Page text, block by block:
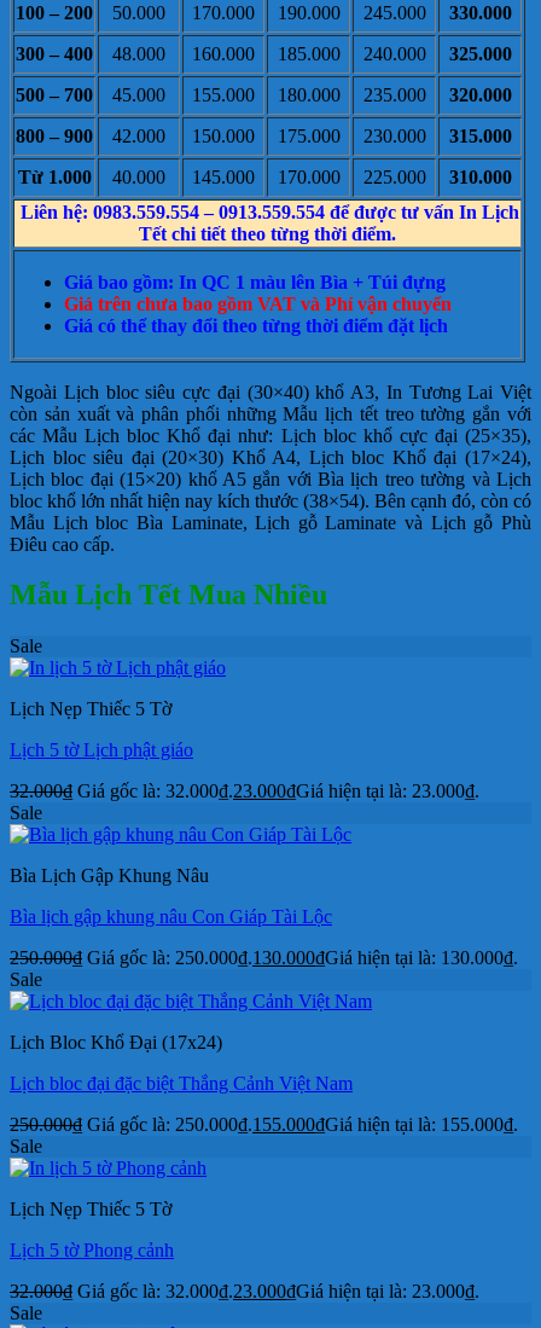
100 – 200
50.000 170.000 190.000 245.000
330.000
300 – 400
48.000 160.000 185.000 240.000
325.000
500 – 700
45.000 155.000 180.000 235.000
320.000
800 – 900
42.000 150.000 175.000 230.000
315.000
Từ 1.000
40.000 145.000 170.000 225.000
310.000
Liên hệ: 0983.559.554 – 0913.559.554 để được tư vấn In Lịch
Tết chi tiết theo từng thời điểm.
Giá bao gồm: In QC 1 màu lên Bìa + Túi đựng
Giá trên chưa bao gồm VAT và Phí vận chuyển
Giá có thể thay đổi theo từng thời điểm đặt lịch
Ngoài Lịch bloc siêu cực đại (30×40) khổ A3, In Tương Lai Việt
còn sản xuất và phân phối những Mẫu lịch tết treo tường gắn với
các Mẫu Lịch bloc Khổ đại như: Lịch bloc khổ cực đại (25×35),
Lịch bloc siêu đại (20×30) Khổ A4, Lịch bloc Khổ đại (17×24),
Lịch bloc đại (15×20) khổ A5 gắn với Bìa lịch treo tường và Lịch
bloc khổ lớn nhất hiện nay kích thước (38×54). Bên cạnh đó, còn có
Mẫu Lịch bloc Bìa Laminate, Lịch gỗ Laminate và Lịch gỗ Phù
Điêu cao cấp.
Mẫu Lịch Tết Mua Nhiều
Sale
Lịch Nẹp Thiếc 5 Tờ
Lịch 5 tờ Lịch phật giáo
32.000₫ Giá gốc là: 32.000₫.23.000₫Giá hiện tại là: 23.000₫.
Sale
Bìa Lịch Gập Khung Nâu
Bìa lịch gập khung nâu Con Giáp Tài Lộc
250.000₫ Giá gốc là: 250.000₫.130.000₫Giá hiện tại là: 130.000₫.
Sale
Lịch Bloc Khổ Đại (17x24)
Lịch bloc đại đặc biệt Thắng Cảnh Việt Nam
250.000₫ Giá gốc là: 250.000₫.155.000₫Giá hiện tại là: 155.000₫.
Sale
Lịch Nẹp Thiếc 5 Tờ
Lịch 5 tờ Phong cảnh
32.000₫ Giá gốc là: 32.000₫.23.000₫Giá hiện tại là: 23.000₫.
Sale